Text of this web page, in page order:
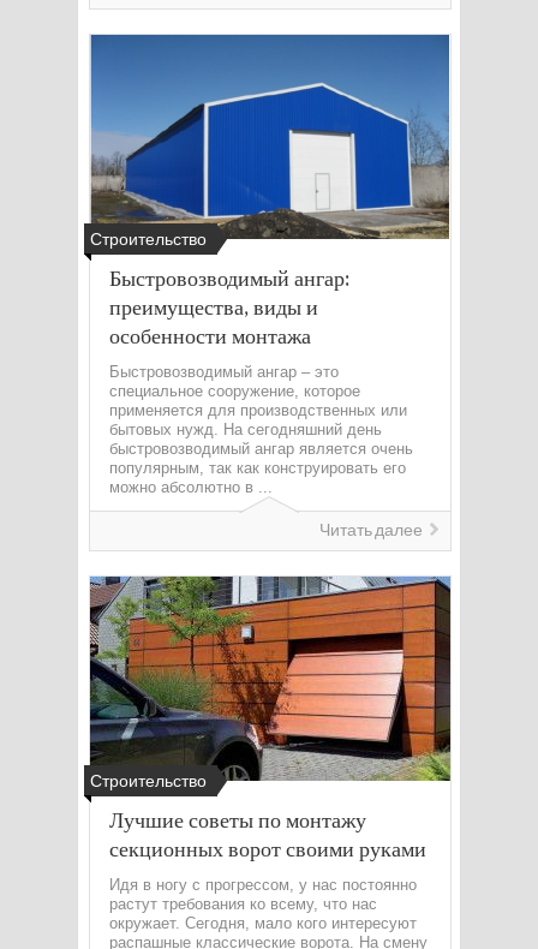
Строительство
Быстровозводимый ангар:
преимущества, виды и
особенности монтажа
Быстровозводимый ангар – это
специальное сооружение, которое
применяется для производственных или
бытовых нужд. На сегодняшний день
быстровозводимый ангар является очень
популярным, так как конструировать его
можно абсолютно в ...
Читать далее
Строительство
Лучшие советы по монтажу
секционных ворот своими руками
Идя в ногу с прогрессом, у нас постоянно
растут требования ко всему, что нас
окружает. Сегодня, мало кого интересуют
распашные классические ворота. На смену